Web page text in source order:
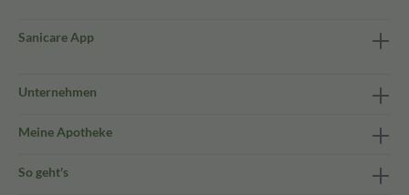
Sanicare App
Unternehmen
Meine Apotheke
So geht's